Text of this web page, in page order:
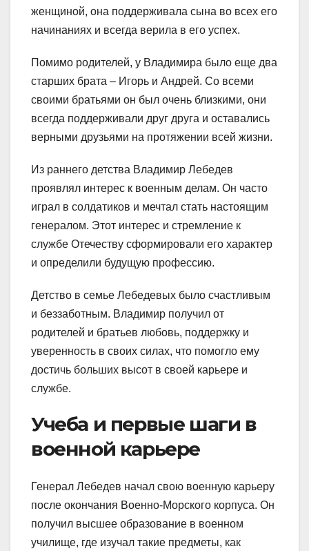
женщиной, она поддерживала сына во всех его
начинаниях и всегда верила в его успех.
Помимо родителей, у Владимира было еще два
старших брата – Игорь и Андрей. Со всеми
своими братьями он был очень близкими, они
всегда поддерживали друг друга и оставались
верными друзьями на протяжении всей жизни.
Из раннего детства Владимир Лебедев
проявлял интерес к военным делам. Он часто
играл в солдатиков и мечтал стать настоящим
генералом. Этот интерес и стремление к
службе Отечеству сформировали его характер
и определили будущую профессию.
Детство в семье Лебедевых было счастливым
и беззаботным. Владимир получил от
родителей и братьев любовь, поддержку и
уверенность в своих силах, что помогло ему
достичь больших высот в своей карьере и
службе.
Учеба и первые шаги в
военной карьере
Генерал Лебедев начал свою военную карьеру
после окончания Военно-Морского корпуса. Он
получил высшее образование в военном
училище, где изучал такие предметы, как